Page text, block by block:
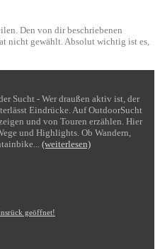
Den von dir beschriebenen
nicht gewählt. Absolut wichtig ist es,
Sucht - Wer draußen aktiv ist, der
Eindrücke. Auf OutdoorSucht
und von Touren erzählen. Hier
und Highlights. Ob Wandern,
(weiterlesen)
geöffnet!